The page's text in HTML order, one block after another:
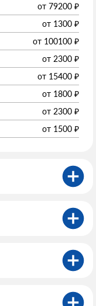
от 79200 ₽
от 1300 ₽
от 100100 ₽
от 2300 ₽
от 15400 ₽
от 1800 ₽
от 2300 ₽
от 1500 ₽